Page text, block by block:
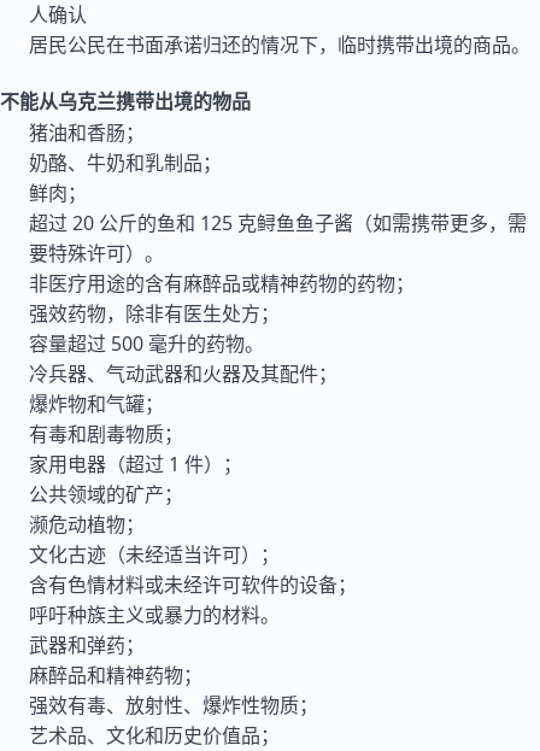
人确认
居民公民在书面承诺归还的情况下，临时携带出境的商品。
不能从乌克兰携带出境的物品
猪油和香肠；
奶酪、牛奶和乳制品；
鲜肉；
超过 20 公斤的鱼和 125 克鲟鱼鱼子酱（如需携带更多，需
要特殊许可）。
非医疗用途的含有麻醉品或精神药物的药物；
强效药物，除非有医生处方；
容量超过 500 毫升的药物。
冷兵器、气动武器和火器及其配件；
爆炸物和气罐；
有毒和剧毒物质；
家用电器（超过 1 件）；
公共领域的矿产；
濒危动植物；
文化古迹（未经适当许可）；
含有色情材料或未经许可软件的设备；
呼吁种族主义或暴力的材料。
武器和弹药；
麻醉品和精神药物；
强效有毒、放射性、爆炸性物质；
艺术品、文化和历史价值品；